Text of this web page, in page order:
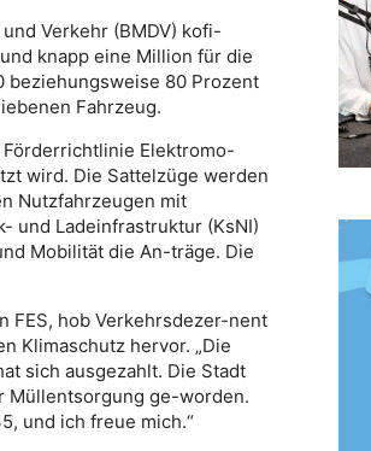
Verkehr (BMDV) kofi-
knapp eine Million für die
beziehungsweise 80 Prozent
Fahrzeug.
Elektromo-
wird. Die Sattelzüge werden
Nutzfahrzeugen mit
und Ladeinfrastruktur (KsNI)
Mobilität die An-träge. Die
FES, hob Verkehrsdezer-nent
Klimaschutz hervor. „Die
sich ausgezahlt. Die Stadt
Müllentsorgung ge-worden.
und ich freue mich.“